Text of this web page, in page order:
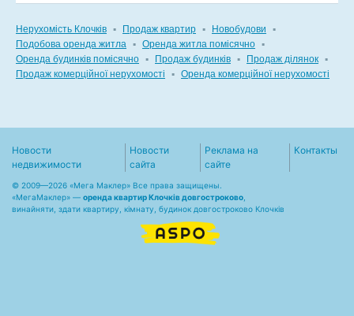
Нерухомість Клочків ▪ Продаж квартир ▪ Новобудови
▪
Подобова оренда житла ▪ Оренда житла помісячно ▪
Оренда будинків помісячно ▪ Продаж будинків ▪ Продаж ділянок ▪
Продаж комерційної нерухомості
▪ Оренда комерційної нерухомості
Новости
недвижимости
Новости
сайта
Реклама на
сайте
Контакты
© 2009—2026 «Мега Маклер» Все права защищены.
«МегаМаклер» — оренда квартир Клочків довгостроково
винайняти, здати квартиру, кімнату, будинок довгостроково Клочків